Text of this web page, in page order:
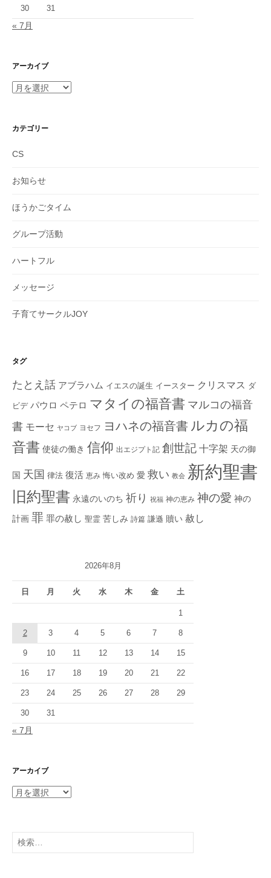
30 31
« 7月
アーカイブ
ア
イ
カテゴリー
CS
お知らせ
ほうかごタイム
グループ活動
ハートフル
メッセージ
子育てサークルJOY
タグ
たとえ話 アブラハム イエスの誕生 イースター クリスマス ダ
ビデ パウロ ペテロ マタイの福音書 マルコの福音
書 モーセ ヤコブ ヨセフ ヨハネの福音書 ルカの福
音書 使徒の働き 信仰 出エジプト記 創世記 十字架 天の御
国 天国 律法 復活 恵み 悔い改め 愛 救い 教会 新約聖書
旧約聖書 永遠のいのち 祈り 祝福 神の恵み 神の愛 神の
計画 罪 罪の赦し 聖霊 苦しみ 詩篇 謙遜 贖い 赦し
2026年8月
日 月 火 水 木 金 土
1
2 3 4 5 6 7 8
9 10 11 12 13 14 15
16 17 18 19 20 21 22
23 24 25 26 27 28 29
30 31
« 7月
アーカイブ
ア
イ
ブ
検
索: